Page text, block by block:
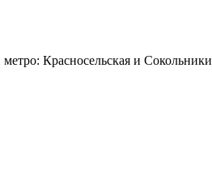
Красносельская и Сокольники